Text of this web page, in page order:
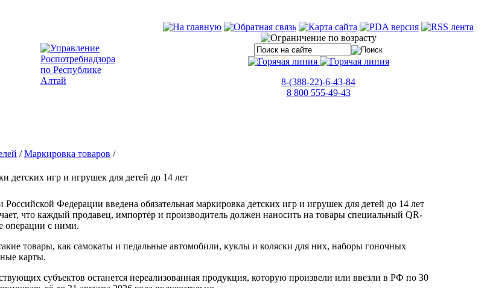
8-(388-22)-6-43-84
8 800 555-49-43
/Маркировка товаров /
детских игр и игрушек для детей до 14 лет
Российской Федерации введена обязательная маркировка детских игр и игрушек для детей до 14 лет
что каждый продавец, импортёр и производитель должен наносить на товары специальный QR-
операции с ними.
товары, как самокаты и педальные автомобили, куклы и коляски для них, наборы гоночных
карты.
субъектов останется нереализованная продукция, которую произвели или ввезли в РФ по 30